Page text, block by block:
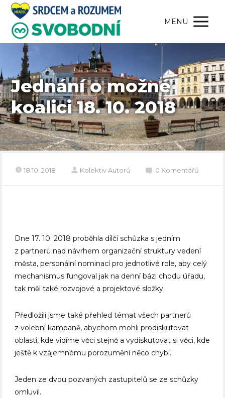
MENU
Jednání o možné
koalici 18. 10. 2018
18.10. 2018 Kolektiv Autorů 0 Komentářů
Dne 17. 10. 2018 proběhla dílčí schůzka s jedním
z partnerů nad návrhem organizační struktury vedení
města, personální nominací pro jednotlivé role, aby celý
mechanismus fungoval jak na denní bázi chodu úřadu,
tak měl také rozvojové a projektové složky.
Předložili jsme také přehled témat všech partnerů
z volební kampaně, abychom mohli prodiskutovat
oblasti, kde vidíme věci stejně a vydiskutovat si věci, kde
ještě k vzájemnému porozumění něco chybí.
Jeden ze dvou pozvaných zastupitelů se ze schůzky
omluvil.